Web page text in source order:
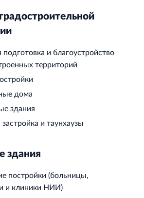
по жилищно‐гражданскому
НОРД в Кингисеппе
комплекс в центре города
комплекс ПКТИ
и благоустройство
территорий
дома
здания
и таунхаузы
здания
постройки (больницы,
и клиники НИИ)